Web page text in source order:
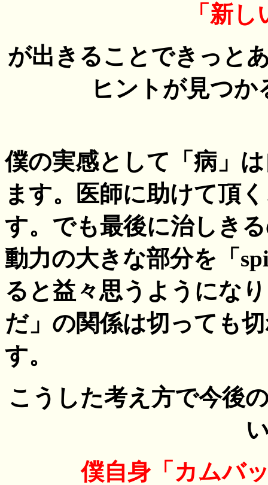
「新
が出きることできっと
ヒントが見つ
僕の実感として「病」
ます。医師に助けて頂
す。でも最後に治しき
動力の大きな部分を「
ると益々思うようにな
だ」の関係は切っても
す。
こうした考え方で今後
僕自身「カムバ